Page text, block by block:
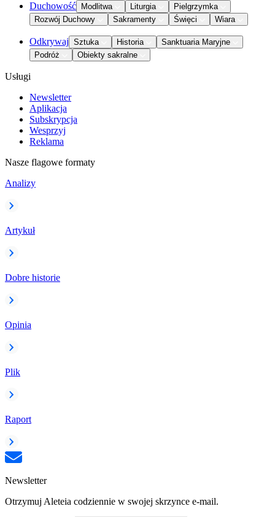
Duchowość Modlitwa Liturgia
Pielgrzymka
Rozwój Duchowy
Sakramenty Święci Wiara
Odkrywaj Sztuka Historia
Sanktuaria Maryjne
Podróż
Obiekty sakralne
Usługi
Newsletter
Aplikacja
Subskrypcja
Wesprzyj
Reklama
Nasze flagowe formaty
Analizy
Artykuł
Dobre historie
Opinia
Plik
Raport
Newsletter
Otrzymuj Aleteia codziennie w swojej skrzynce e-mail.